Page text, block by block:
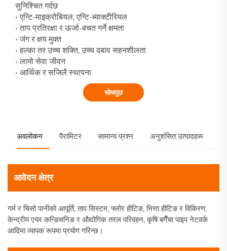
सुनिश्चित गर्दछ
• एन्टि-माइक्रोबियल, एन्टि-ब्याक्टीरियल
• ताप प्रतिरक्षा र ऊर्जा-बचत गर्ने क्षमता
• जंग र क्षय मुक्त
• हल्का तर उच्च शक्ति, उच्च दबाव सहनशीलता
• लामो सेवा जीवन
• आर्थिक र सजिलै स्थापना
सोधपुछ
अवलोकन पैरामिटर सामान्य प्रश्न अनुशंसित उत्पादहरू
आवेदन क्षेत्र
गर्म र चिसो पानीको आपूर्ति, ताप सिस्टम, फ्लोर हीटिङ, भित्ता हीटिङ र विकिरण,
केन्द्रीय एयर कन्डिसनिङ र औद्योगिक तरल परिवहन, कृषि बगैँचा पाइप नेटवर्क
आदिमा व्यापक रूपमा प्रयोग गरिन्छ।